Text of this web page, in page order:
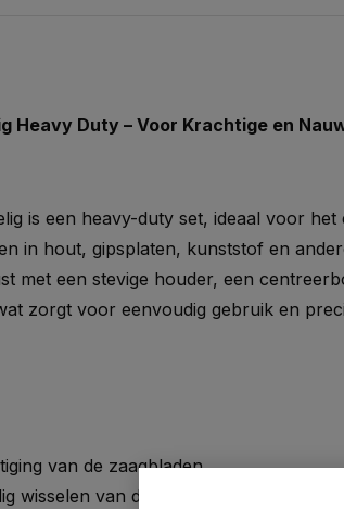
Heavy Duty – Voor Krachtige en
is een heavy-duty set, ideaal voor het
in hout, gipsplaten, kunststof en
met een stevige houder, een
zorgt voor eenvoudig gebruik en
van de zaagbladen
wisselen van de zagen